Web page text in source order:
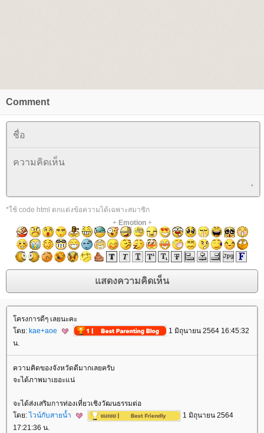
Comment
*ใช้ code html ตกแต่งข้อความได้เฉพาะสมาชิก
+ Emotion+
ครงการดีๆ เลยนะคะ
ดย: kae+aoe
1 มิถุนายน 2564 16:45:32
น.
ความคิดของจังหวัดดีมากเลยครับ
จะได้ภาพมาเยอะแน่
จะได้ส่งเสริมการท่องเที่ยวเชิงวัฒนธรรมต่อ
ดย:ไวน์กับสายน้ำ
1 มิถุนายน 2564
17:21:36 น.